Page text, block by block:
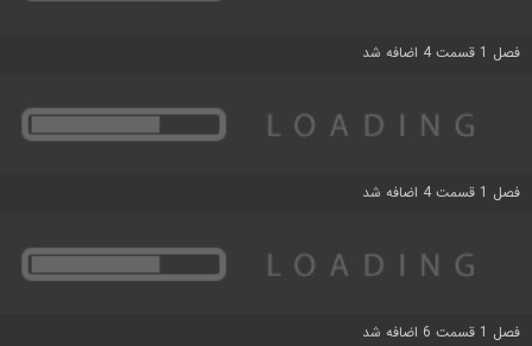
فصل 1 قسمت 4 اضافه شد
فصل 1 قسمت 4 اضافه شد
فصل 1 قسمت 6 اضافه شد